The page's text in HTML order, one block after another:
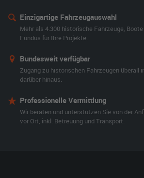
Einzigartige Fahrzeugauswahl
Mehr als 4.300 historische Fahrzeuge,
Fundus für Ihre Projekte.
Bundesweit verfügbar
Zugang zu historischen Fahrzeugen überall
darüber hinaus.
Professionelle Vermittlung
Wir beraten und unterstützen Sie von der
vor Ort, inkl. Betreuung und Transport.